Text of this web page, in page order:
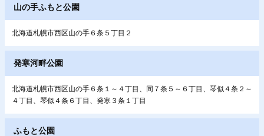
山の手ふもと公園
北海道札幌市西区山の手６条５丁目２
発寒河畔公園
北海道札幌市西区山の手６条１～４丁目、同７条５～６丁目、琴似４条２～
４丁目、琴似４条６丁目、発寒３条１丁目
ふもと公園